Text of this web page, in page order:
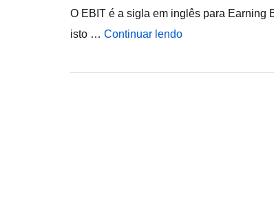
O EBIT é a sigla em inglês para Earning
isto … Continuar lendo